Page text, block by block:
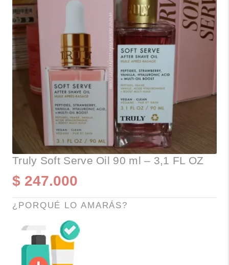
Truly Soft Serve Oil 90 ml – 3,1 FL OZ
$ 247.000
¿PORQUÉ LO AMARÁS?